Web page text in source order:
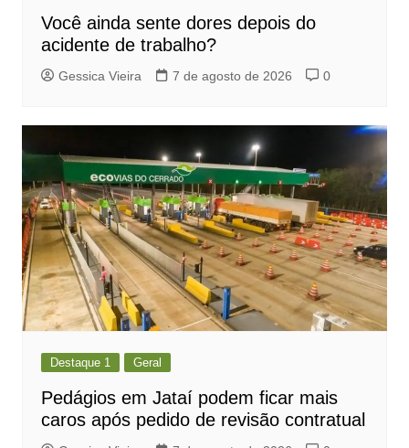
Você ainda sente dores depois do
acidente de trabalho?
Gessica Vieira 7 de agosto de 2026 0
Destaque 1 Geral
Pedágios em Jataí podem ficar mais
caros após pedido de revisão contratual